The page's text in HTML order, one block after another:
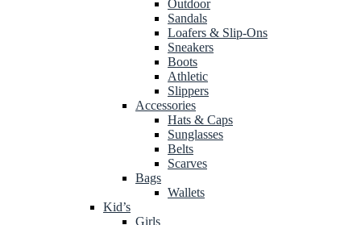
Outdoor
Sandals
Loafers & Slip-Ons
Sneakers
Boots
Athletic
Slippers
Accessories
Hats & Caps
Sunglasses
Belts
Scarves
Bags
Wallets
Kid’s
Girls